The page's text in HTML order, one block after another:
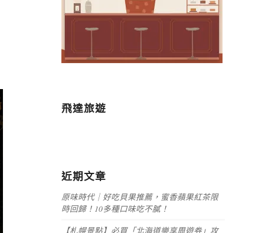
飛達旅遊
近期文章
原味時代｜好吃貝果推薦，蜜香蘋果紅茶限
時回歸！10多種口味吃不膩！
【札幌景點】必買「北海道樂享周遊券」攻